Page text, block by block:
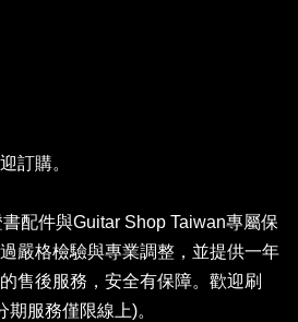
訂購。
配件與Guitar Shop Taiwan專屬保
嚴格檢驗與專業調整，並提供一年
售後服務，安全有保障。歡迎刷
服務僅限線上)。